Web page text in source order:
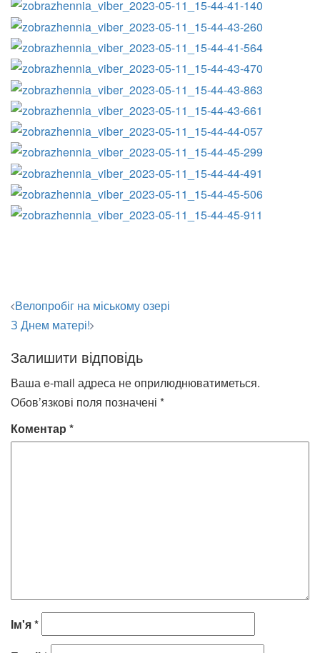
Навігація
по
Велопробіг на міському озері
З Днем матері!
Залишити відповідь
Ваша e-mail адреса не оприлюднюватиметься.
Обов’язкові поля позначені *
Коментар *
Ім'я*